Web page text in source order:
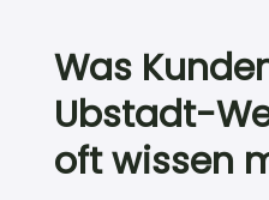
Was
Ubstadt-
oft wissen